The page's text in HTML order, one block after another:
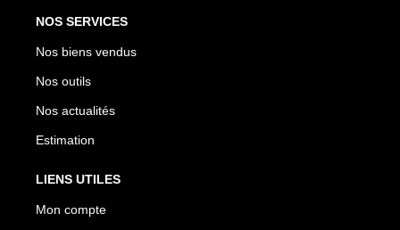
NOS SERVICES
Nos biens vendus
Nos outils
Nos actualités
Estimation
LIENS UTILES
Mon compte